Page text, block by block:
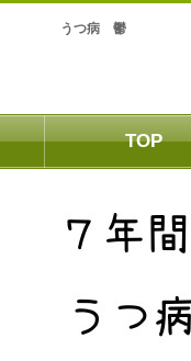
うつ病 鬱
TOP